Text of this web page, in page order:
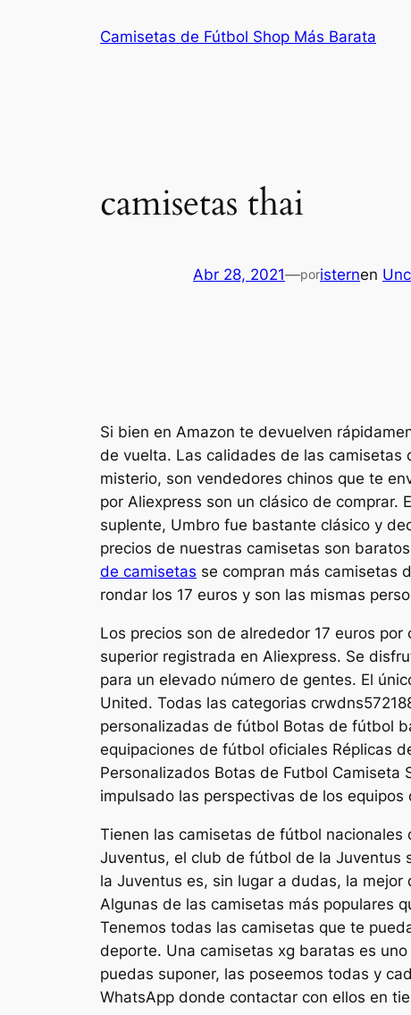
Camisetas de Fútbol Shop Más Barata
camisetas thai
Abr 28, 2021—poristernen
Si bien en Amazon te devuelven
de vuelta. Las calidades de las camisetas
misterio, son vendedores chinos que te
por Aliexpress son un clásico de comprar.
suplente, Umbro fue bastante clásico y
precios de nuestras camisetas son
de camisetas se compran más camisetas
rondar los 17 euros y son las mismas
Los precios son de alrededor 17 euros
superior registrada en Aliexpress. Se
para un elevado número de gentes. El
United. Todas las categorias
personalizadas de fútbol Botas de fútbol
equipaciones de fútbol oficiales Réplicas
Personalizados Botas de Futbol Camiseta
impulsado las perspectivas de los
Tienen las camisetas de fútbol
Juventus, el club de fútbol de la Juventus
la Juventus es, sin lugar a dudas, la
Algunas de las camisetas más populares
Tenemos todas las camisetas que te
deporte. Una camisetas xg baratas es
puedas suponer, las poseemos todas y
WhatsApp donde contactar con ellos en